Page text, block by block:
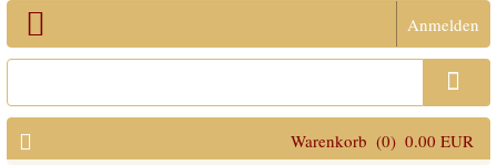
Anmelden
Warenkorb (0) 0.00 EUR